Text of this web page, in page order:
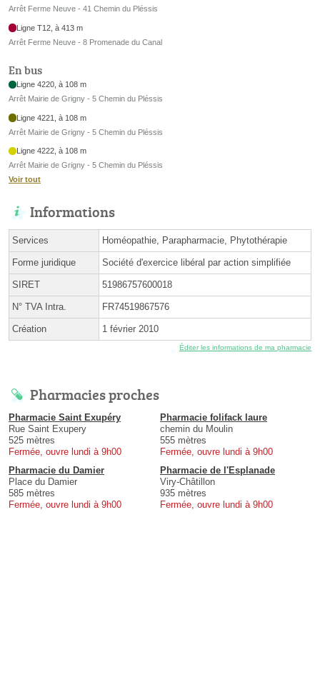
Arrêt Ferme Neuve - 41 Chemin du Pléssis
Ligne T12, à 413 m
Arrêt Ferme Neuve - 8 Promenade du Canal
En bus
Ligne 4220, à 108 m
Arrêt Mairie de Grigny - 5 Chemin du Pléssis
Ligne 4221, à 108 m
Arrêt Mairie de Grigny - 5 Chemin du Pléssis
Ligne 4222, à 108 m
Arrêt Mairie de Grigny - 5 Chemin du Pléssis
Voir tout
Informations
Services Homéopathie, Parapharmacie, Phytothérapie
Forme juridique Société d'exercice libéral par action simplifiée
SIRET 51986757600018
N° TVA Intra. FR74519867576
Création 1 février 2010
Éditer les informations de ma pharmacie
Pharmacies proches
Pharmacie Saint Exupéry
Rue Saint Exupery
525 mètres
Fermée, ouvre lundi à 9h00
Pharmacie folifack laure
chemin du Moulin
555 mètres
Fermée, ouvre lundi à 9h00
Pharmacie du Damier
Place du Damier
585 mètres
Fermée, ouvre lundi à 9h00
Pharmacie de l'Esplanade
Viry-Châtillon
935 mètres
Fermée, ouvre lundi à 9h00